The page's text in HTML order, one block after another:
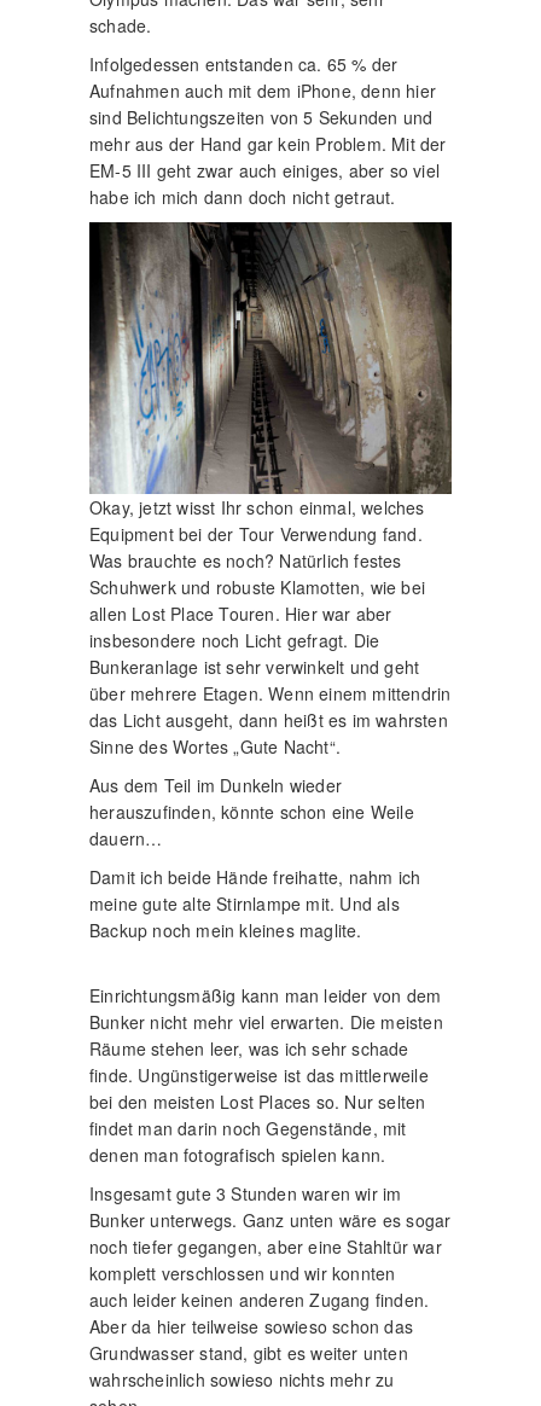
schade.
Infolgedessen entstanden ca. 65 % der
Aufnahmen auch mit dem iPhone, denn hier
sind Belichtungszeiten von 5 Sekunden und
mehr aus der Hand gar kein Problem. Mit der
EM-5 III geht zwar auch einiges, aber so viel
habe ich mich dann doch nicht getraut.
Okay, jetzt wisst Ihr schon einmal, welches
Equipment bei der Tour Verwendung fand.
Was brauchte es noch? Natürlich festes
Schuhwerk und robuste Klamotten, wie bei
allen Lost Place Touren. Hier war aber
insbesondere noch Licht gefragt. Die
Bunkeranlage ist sehr verwinkelt und geht
über mehrere Etagen. Wenn einem mittendrin
das Licht ausgeht, dann heißt es im wahrsten
Sinne des Wortes „Gute Nacht“.
Aus dem Teil im Dunkeln wieder
herauszufinden, könnte schon eine Weile
dauern…
Damit ich beide Hände freihatte, nahm ich
meine gute alte Stirnlampe mit. Und als
Backup noch mein kleines maglite.
Einrichtungsmäßig kann man leider von dem
Bunker nicht mehr viel erwarten. Die meisten
Räume stehen leer, was ich sehr schade
finde. Ungünstigerweise ist das mittlerweile
bei den meisten Lost Places so. Nur selten
findet man darin noch Gegenstände, mit
denen man fotografisch spielen kann.
Insgesamt gute 3 Stunden waren wir im
Bunker unterwegs. Ganz unten wäre es sogar
noch tiefer gegangen, aber eine Stahltür war
komplett verschlossen und wir konnten
auch leider keinen anderen Zugang finden.
Aber da hier teilweise sowieso schon das
Grundwasser stand, gibt es weiter unten
wahrscheinlich sowieso nichts mehr zu